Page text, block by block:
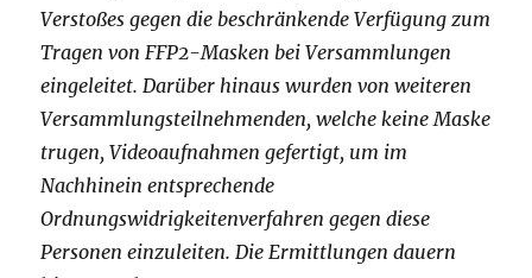
Verstoßes gegen die beschränkende Verfügung zum
Tragen von FFP2-Masken bei Versammlungen
eingeleitet. Darüber hinaus wurden von weiteren
Versammlungsteilnehmenden, welche keine Maske
trugen, Videoaufnahmen gefertigt, um im
Nachhinein entsprechende
Ordnungswidrigkeitenverfahren gegen diese
Personen einzuleiten. Die Ermittlungen dauern